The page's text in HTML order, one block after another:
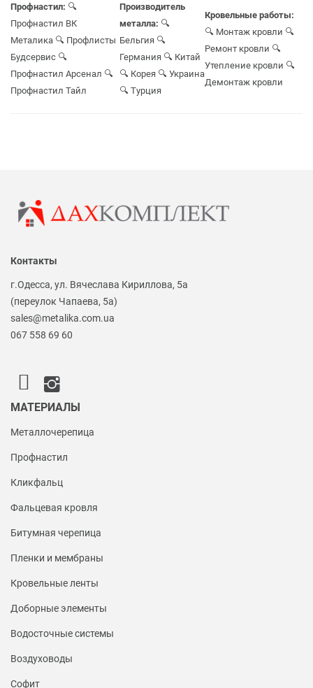
Профнастил: 🔍
Профнастил ВК
Металика 🔍 Профлисты
Будсервис 🔍
Профнастил Арсенал 🔍
Профнастил Тайл
Производитель
металла: 🔍
Бельгия 🔍
Германия 🔍 Китай
🔍 Корея 🔍 Украина
🔍 Турция
Кровельные работы:
🔍 Монтаж кровли 🔍
Ремонт кровли 🔍
Утепление кровли 🔍
Демонтаж кровли
Контакты
г.Одесса, ул. Вячеслава Кириллова, 5а
(переулок Чапаева, 5а)
sales@metalika.com.ua
067 558 69 60
МАТЕРИАЛЫ
Металлочерепица
Профнастил
Кликфальц
Фальцевая кровля
Битумная черепица
Пленки и мембраны
Кровельные ленты
Доборные элементы
Водосточные системы
Воздуховоды
Софит